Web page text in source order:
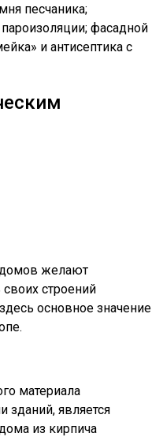
песчаника;
фасадной
и антисептика с
желают
строений
основное значение
материала
зданий, является
из кирпича